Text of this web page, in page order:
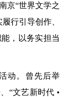
京“世界文学之
行引导创作、
，以务实担当
动。曾先后举
“文艺新时代 •